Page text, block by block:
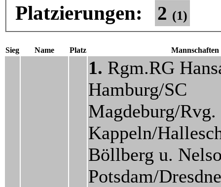
Platzierungen: 2 (1)
Sieg Name Platz Mannschaften
1. Rgm.RG
Hamburg/SC
Magdeburg/Rvg.
Kappeln/
Böllberg u.
Potsdam/